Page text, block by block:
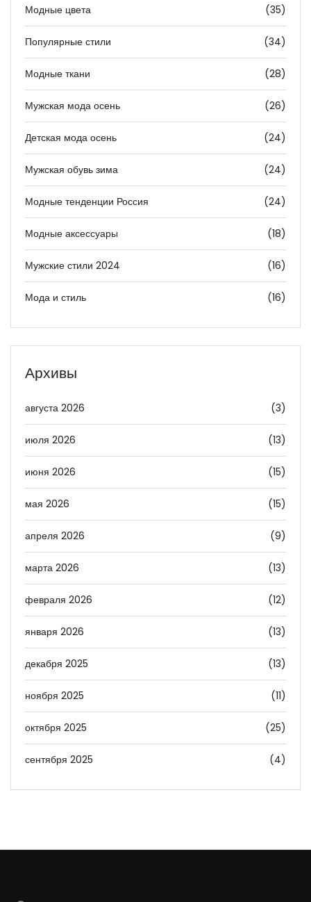
Модные цвета (35)
Популярные стили (34)
Модные ткани (28)
Мужская мода осень (26)
Детская мода осень (24)
Мужская обувь зима (24)
Модные тенденции Россия (24)
Модные аксессуары (18)
Мужские стили 2024 (16)
Мода и стиль (16)
Архивы
августа 2026 (3)
июля 2026 (13)
июня 2026 (15)
мая 2026 (15)
апреля 2026 (9)
марта 2026 (13)
февраля 2026 (12)
января 2026 (13)
декабря 2025 (13)
ноября 2025 (11)
октября 2025 (25)
сентября 2025 (4)